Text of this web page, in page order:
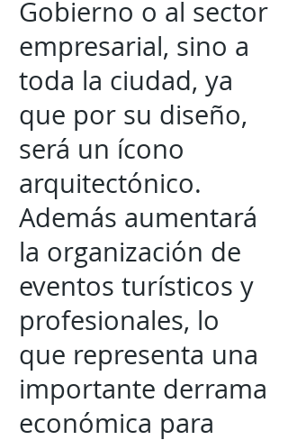
Gobierno o al sector
empresarial, sino a
toda la ciudad, ya
que por su diseño,
será un ícono
arquitectónico.
Además aumentará
la organización de
eventos turísticos y
profesionales, lo
que representa una
importante derrama
económica para